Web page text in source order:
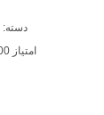
دسته:
امتیاز 5.00 (1 رای)